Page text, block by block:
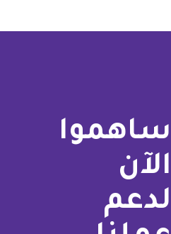
ساهموا
الآن
لدعم